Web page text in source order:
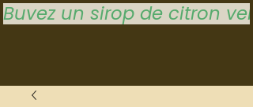
Buvez un sirop de citron